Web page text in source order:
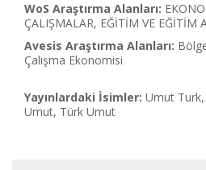
WoS Araştırma Alanları:
ÇALIŞMALAR, EĞİTİM VE EĞİTİM
Avesis Araştırma Alanları:
Çalışma Ekonomisi
Yayınlardaki İsimler: Umut
Umut, Türk Umut